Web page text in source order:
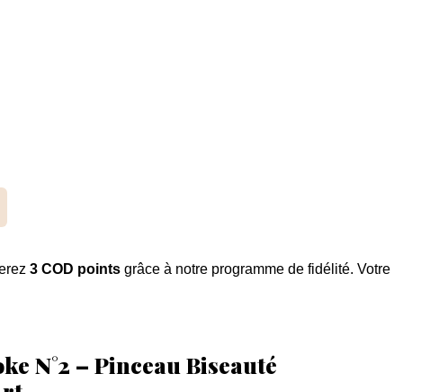
3 COD pointsgrâce à notre programme de fidélité. Votre
N°2 – Pinceau Biseauté